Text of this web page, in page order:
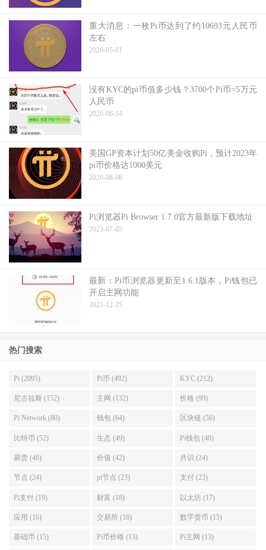
重大消息：一枚Pi币达到了约10693元人民币
左右
2020-05-01
没有KYC的pi币值多少钱？3700个Pi币=5万元
人民币
2020-06-14
美国GP资本计划50亿美金收购Pi，预计2023年
pi币价格达1000美元
2020-08-08
Pi浏览器Pi Browser 1.7.0官方最新版下载地址
2023-07-05
最新：Pi币浏览器更新至1.6.1版本，Pi钱包已
开启主网功能
2021-12-25
热门搜索
Pi (2095) Pi币 (492) KYC (212)
尼古拉斯 (152) 主网 (132) 价格 (99)
Pi Network (80) 钱包 (64) 区块链 (56)
比特币 (52) 生态 (49) Pi钱包 (48)
易货 (46) 价值 (42) 共识 (24)
节点 (24) pi节点 (23) 支付 (23)
Pi支付 (19) 财富 (18) 以太坊 (17)
应用 (16) 交易所 (16) 数字货币 (15)
基础币 (15) Pi币价格 (13) Pi主网 (13)